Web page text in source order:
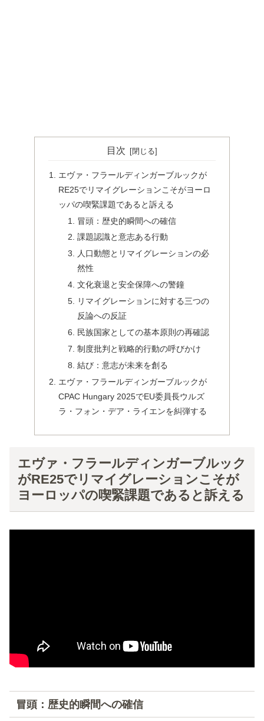
目次
エヴァ・フラールディンガーブルックが
RE25でリマイグレーションこそがヨーロ
ッパの喫緊課題であると訴える
冒頭：歴史的瞬間への確信
課題認識と意志ある行動
人口動態とリマイグレーションの必
然性
文化衰退と安全保障への警鐘
リマイグレーションに対する三つの
反論への反証
民族国家としての基本原則の再確認
制度批判と戦略的行動の呼びかけ
結び：意志が未来を創る
エヴァ・フラールディンガーブルックが
CPAC Hungary 2025でEU委員長ウルズ
ラ・フォン・デア・ライエンを糾弾する
エヴァ・フラールディンガーブルック
がRE25でリマイグレーションこそが
ヨーロッパの喫緊課題であると訴える
冒頭：歴史的瞬間への確信